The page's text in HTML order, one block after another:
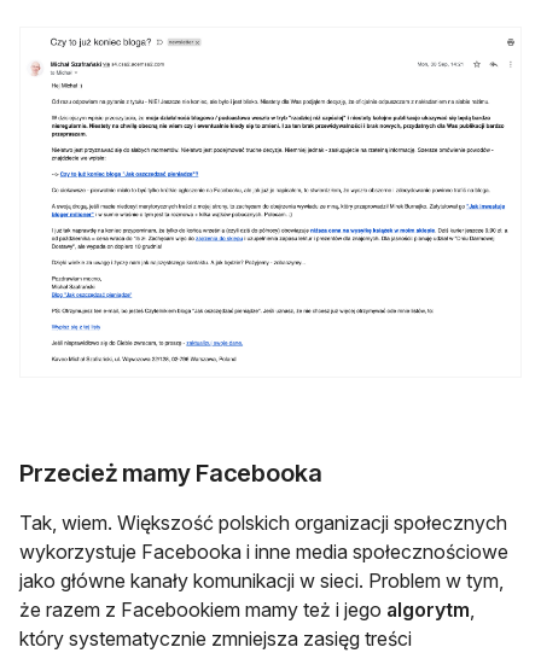
Przecież mamy Facebooka
Tak, wiem. Większość polskich organizacji społecznych
wykorzystuje Facebooka i inne media społecznościowe
jako główne kanały komunikacji w sieci. Problem w tym,
że razem z Facebookiem mamy też i jego algorytm
który systematycznie zmniejsza zasięg treści